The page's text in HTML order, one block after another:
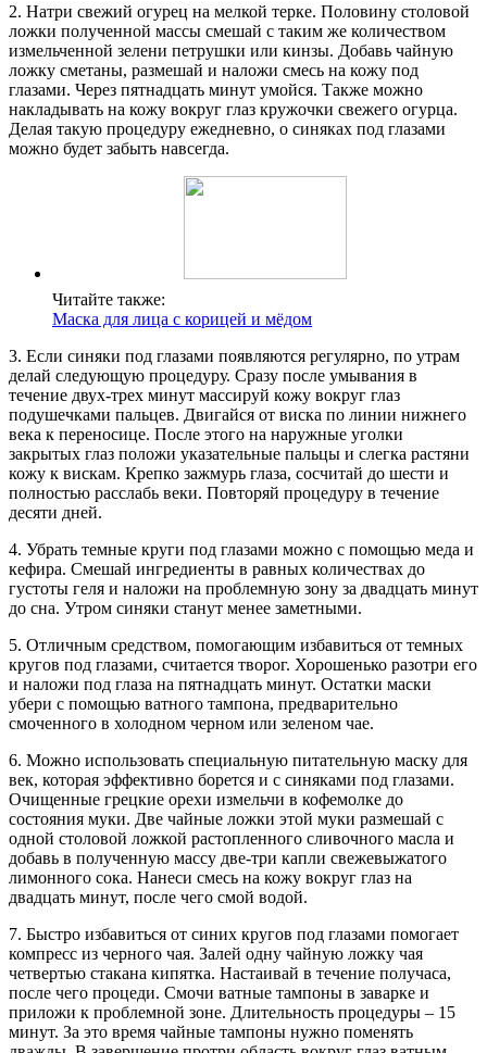
2. Натри свежий огурец на мелкой терке. Половину столовой
ложки полученной массы смешай с таким же количеством
измельченной зелени петрушки или кинзы. Добавь чайную
ложку сметаны, размешай и наложи смесь на кожу под
глазами. Через пятнадцать минут умойся. Также можно
накладывать на кожу вокруг глаз кружочки свежего огурца.
Делая такую процедуру ежедневно, о синяках под глазами
можно будет забыть навсегда.
Читайте также:
Маска для лица с корицей и мёдом
3. Если синяки под глазами появляются регулярно, по утрам
делай следующую процедуру. Сразу после умывания в
течение двух-трех минут массируй кожу вокруг глаз
подушечками пальцев. Двигайся от виска по линии нижнего
века к переносице. После этого на наружные уголки
закрытых глаз положи указательные пальцы и слегка растяни
кожу к вискам. Крепко зажмурь глаза, сосчитай до шести и
полностью расслабь веки. Повторяй процедуру в течение
десяти дней.
4. Убрать темные круги под глазами можно с помощью меда и
кефира. Смешай ингредиенты в равных количествах до
густоты геля и наложи на проблемную зону за двадцать минут
до сна. Утром синяки станут менее заметными.
5. Отличным средством, помогающим избавиться от темных
кругов под глазами, считается творог. Хорошенько разотри его
и наложи под глаза на пятнадцать минут. Остатки маски
убери с помощью ватного тампона, предварительно
смоченного в холодном черном или зеленом чае.
6. Можно использовать специальную питательную маску для
век, которая эффективно борется и с синяками под глазами.
Очищенные грецкие орехи измельчи в кофемолке до
состояния муки. Две чайные ложки этой муки размешай с
одной столовой ложкой растопленного сливочного масла и
добавь в полученную массу две-три капли свежевыжатого
лимонного сока. Нанеси смесь на кожу вокруг глаз на
двадцать минут, после чего смой водой.
7. Быстро избавиться от синих кругов под глазами помогает
компресс из черного чая. Залей одну чайную ложку чая
четвертью стакана кипятка. Настаивай в течение получаса,
после чего процеди. Смочи ватные тампоны в заварке и
приложи к проблемной зоне. Длительность процедуры – 15
минут. За это время чайные тампоны нужно поменять